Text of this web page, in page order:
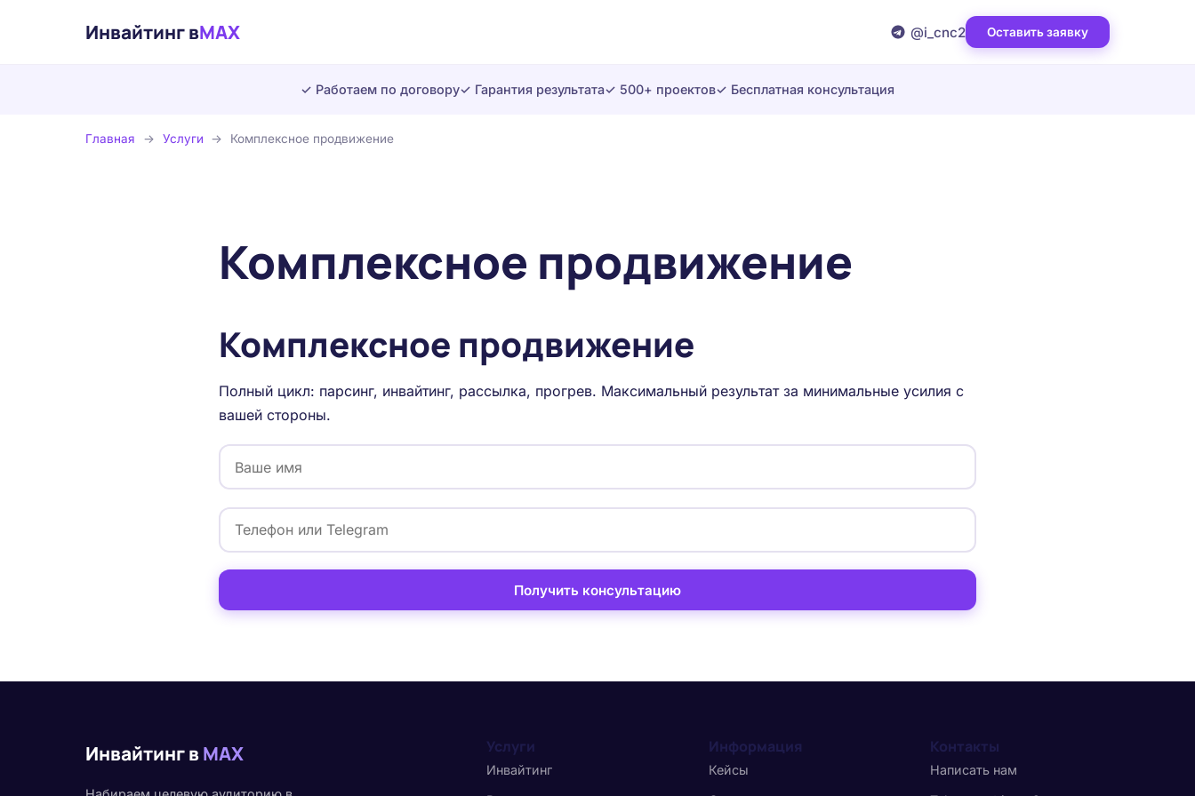
Инвайтинг вMAX @i_cnc2 Оставить заявку
✓ Работаем по договору✓ Гарантия результата✓ 500+ проектов✓ Бесплатная консультация
Главная → Услуги → Комплексное продвижение
Комплексное продвижение
Комплексное продвижение
Полный цикл: парсинг, инвайтинг, рассылка, прогрев. Максимальный результат за минимальные усилия с
вашей стороны.
Получить консультацию
Инвайтинг вMAX Услуги
Инвайтинг
Информация
Кейсы
Контакты
Написать нам